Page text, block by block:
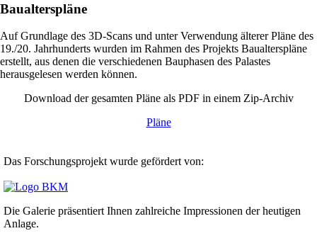
Baualterspläne
Auf Grundlage des 3D-Scans und unter Verwendung älterer Pläne des
19./20. Jahrhunderts wurden im Rahmen des Projekts Baualterspläne
erstellt, aus denen die verschiedenen Bauphasen des Palastes
herausgelesen werden können.
Download der gesamten Pläne als PDF in einem Zip-Archiv
Pläne
Das Forschungsprojekt wurde gefördert von:
Die Galerie präsentiert Ihnen zahlreiche Impressionen der heutigen
Anlage.